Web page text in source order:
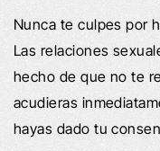
Nunca te culpes por
Las relaciones
hecho de que no te
acudieras
hayas dado tu